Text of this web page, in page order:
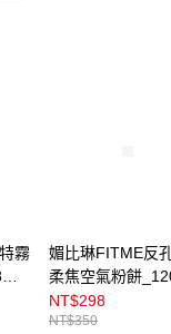
過，訂單將自動取
本公司）所提供，讓
商店將買賣／分期付款
交帳款。
，商店將以您的個人
蒐集、處理及利用，
霧
媚比琳FITME反
柔焦空氣粉餅
膚
NT$298
NT$350